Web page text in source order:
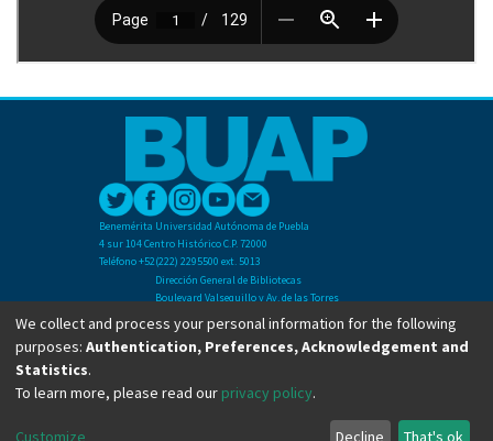
Benemérita Universidad Autónoma de Puebla
4 sur 104 Centro Histórico C.P. 72000
Teléfono +52(222) 2295500 ext. 5013
Dirección General de Bibliotecas
Boulevard Valsequillo y Av. de las Torres
Ciudad Universitaria. Col. San Manuel
C.P. 72570
Teléfono +52 (222) 2295500 Ext 2901
Copyright © Dirección General de Bibliotecas - BUAP 2024. All right reserved.
We collect and process your personal information for the following
purposes: Authentication, Preferences, Acknowledgement and
Statistics.
To learn more, please read our privacy policy.